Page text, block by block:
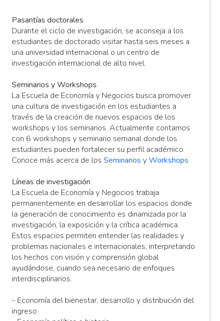
Pasantías doctorales
Durante el ciclo de investigación, se aconseja a los
estudiantes de doctorado visitar hasta seis meses a
una universidad internacional o un centro de
investigación internacional de alto nivel.
Seminarios y Workshops
La Escuela de Economía y Negocios busca promover
una cultura de investigación en los estudiantes a
través de la creación de nuevos espacios de los
workshops y los seminarios. Actualmente contamos
con 6 workshops y seminario semanal donde los
estudiantes pueden fortalecer su perfil académico.
Conoce más acerca de los Seminarios yWorkshops
Líneas de investigación
La Escuela de Economía y Negocios trabaja
permanentemente en desarrollar los espacios donde
la generación de conocimiento es dinamizada por la
investigación, la exposición y la crítica académica.
Estos espacios permiten entender las realidades y
problemas nacionales e internacionales, interpretando
los hechos con visión y comprensión global
ayudándose, cuando sea necesario de enfoques
interdisciplinarios.
- Economía del bienestar, desarrollo y distribución del
ingreso